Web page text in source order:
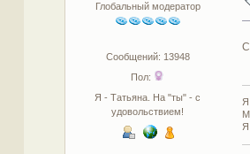
Глобальный модератор
Сообщений: 13948
Пол:
Я - Татьяна. На "ты" - с
удовольствием!
Я
Я